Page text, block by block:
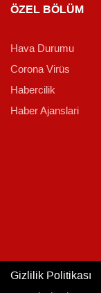
ÖZEL BÖLÜM
Hava Durumu
Corona Virüs
Habercilik
Haber Ajanslari
Gizlilik Politikası